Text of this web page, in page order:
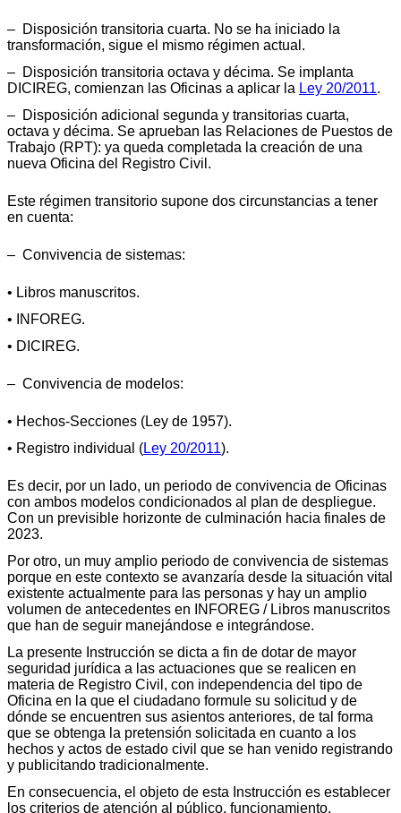
– Disposición transitoria cuarta. No se ha iniciado la
transformación, sigue el mismo régimen actual.
– Disposición transitoria octava y décima. Se implanta
DICIREG, comienzan las Oficinas a aplicar la Ley 20/2011.
– Disposición adicional segunda y transitorias cuarta,
octava y décima. Se aprueban las Relaciones de Puestos de
Trabajo (RPT): ya queda completada la creación de una
nueva Oficina del Registro Civil.
Este régimen transitorio supone dos circunstancias a tener
en cuenta:
– Convivencia de sistemas:
• Libros manuscritos.
• INFOREG.
• DICIREG.
– Convivencia de modelos:
• Hechos-Secciones (Ley de 1957).
• Registro individual (Ley 20/2011).
Es decir, por un lado, un periodo de convivencia de Oficinas
con ambos modelos condicionados al plan de despliegue.
Con un previsible horizonte de culminación hacia finales de
2023.
Por otro, un muy amplio periodo de convivencia de sistemas
porque en este contexto se avanzaría desde la situación vital
existente actualmente para las personas y hay un amplio
volumen de antecedentes en INFOREG / Libros manuscritos
que han de seguir manejándose e integrándose.
La presente Instrucción se dicta a fin de dotar de mayor
seguridad jurídica a las actuaciones que se realicen en
materia de Registro Civil, con independencia del tipo de
Oficina en la que el ciudadano formule su solicitud y de
dónde se encuentren sus asientos anteriores, de tal forma
que se obtenga la pretensión solicitada en cuanto a los
hechos y actos de estado civil que se han venido registrando
y publicitando tradicionalmente.
En consecuencia, el objeto de esta Instrucción es establecer
los criterios de atención al público, funcionamiento,